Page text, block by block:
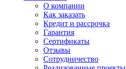
О компании
Как заказать
Кредит и рассрочка
Гарантия
Сертификаты
Отзывы
Сотрудничество